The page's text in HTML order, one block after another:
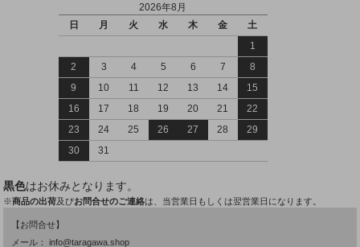
2026年8月
日
月 火 水 木 金
土
1
2
3 4 5 6 7
8
9
10 11 12 13 14
15
16
17 18 19 20 21
22
23
24 25 26 27 28
29
30
31
黒色はお休みとなります。
※商品の出荷及びお問合せのご連絡は、当営業日もしくは翌営業日になります。
【お問合せ】
メール：info@taragawa.shop